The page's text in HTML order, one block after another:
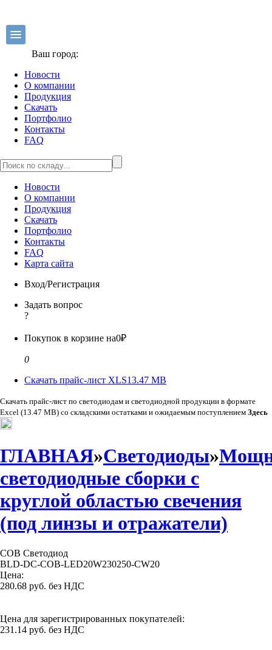
Ваш город:
Новости
О компании
Продукция
Скачать
Портфолио
Контакты
FAQ
Новости
О компании
Продукция
Скачать
Портфолио
Контакты
FAQ
Карта сайта
Вход/Регистрация
Задать вопрос
?
Покупок в корзине на0₽
0
Скачать прайс-лист XLS13.47 MB
Скачать прайс-лист по светодиодам и светодиодной продукции в формате
Excel (13.47 MB) со складскими остатками и ожидаемым поступлением Здесь
ГЛАВНАЯ»Светодиоды»
светодиодные сборки с
круглой областью свечения
(под линзы и отражатели)
COB Светодиод
BLD-DC-COB-LED20W230250-CW20
Цена:
280.68 руб. без НДС
Цена для зарегистрированных покупателей:
231.14 руб. без НДС